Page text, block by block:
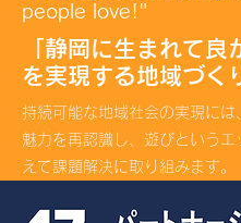
people love!"
「静岡に生まれて良
を実現する地域づく
持続可能な地域社会の実現には
魅力を再認識し、遊びというエ
えて課題解決に取り組みます。‍